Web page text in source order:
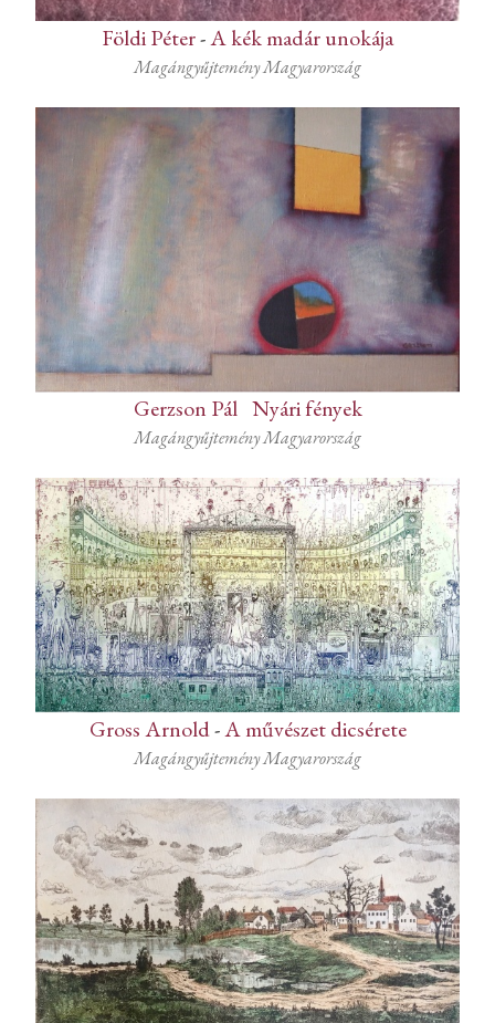
Földi Péter-A kék madár unokája
Magángyűjtemény Magyarország
Gerzson Pál- Nyári fények
Magángyűjtemény Magyarország
Gross Arnold-A művészet dicsérete
Magángyűjtemény Magyarország